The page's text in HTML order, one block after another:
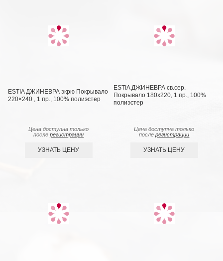
ESTIA ДЖИНЕВРА экрю Покрывало
220×240 , 1 пр., 100% полиэстер
Цена доступна только
послерегистрации
УЗНАТЬ ЦЕНУ
ESTIA ДЖИНЕВРА св.сер.
Покрывало 180х220, 1 пр., 100%
полиэстер
Цена доступна только
послерегистрации
УЗНАТЬ ЦЕНУ